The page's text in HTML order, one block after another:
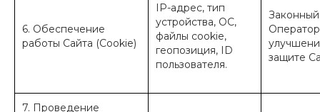
6. Обеспечение
работы Сайта (Cookie)
IP-адрес, тип
устройства, ОС,
файлы cookie,
геопозиция, ID
пользователя.
защите
7. Проведение